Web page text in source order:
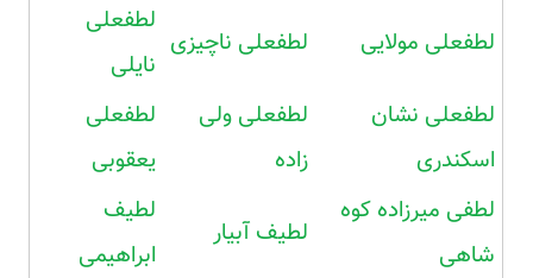
لطفعلی مولایی لطفعلی ناچیزی
لطفعلی
نایلی
لطفعلی نشان
اسکندری
لطفعلی ولی
زاده
لطفعلی
یعقوبی
لطفی میرزاده کوه
شاهی
لطیف آبیار
لطیف
ابراهیمی